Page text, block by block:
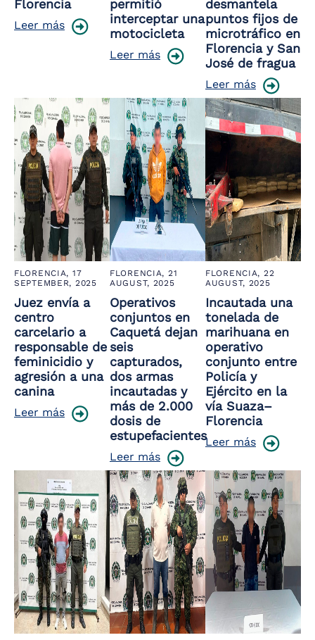
Florencia
Leer más
permitió
interceptar una
motocicleta
Leer más
desmantela
puntos fijos de
microtráfico en
Florencia y San
José de fragua
Leer más
FLORENCIA, 17
SEPTEMBER, 2025
Juez envía a
centro
carcelario a
responsable de
feminicidio y
agresión a una
canina
Leer más
FLORENCIA, 21
AUGUST, 2025
Operativos
conjuntos en
Caquetá dejan
seis
capturados,
dos armas
incautadas y
más de 2.000
dosis de
estupefacientes
Leer más
FLORENCIA, 22
AUGUST, 2025
Incautada una
tonelada de
marihuana en
operativo
conjunto entre
Policía y
Ejército en la
vía Suaza–
Florencia
Leer más